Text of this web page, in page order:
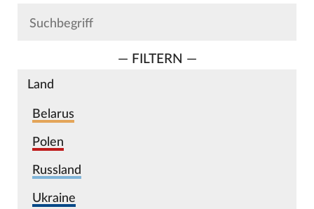
— FILTERN —
Land
Belarus
Polen
Russland
Ukraine